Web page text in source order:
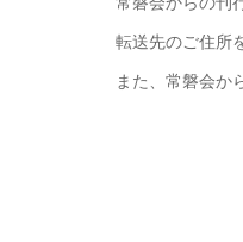
転送先のご住所
また、常磐会か